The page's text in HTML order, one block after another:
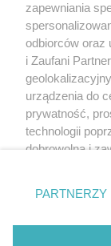
zapewniania
odbiorców oraz
i Zaufani
urządzenia do
prywatność,
technologii
dobrowolna i
dolnym rogu
danych nie
sprzeciwić się
miały
PARTNERZY